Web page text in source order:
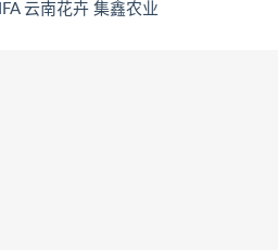
云南花卉 集鑫农业